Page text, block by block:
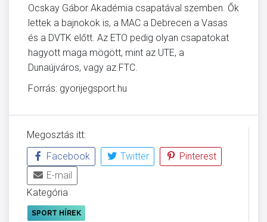
Ocskay Gábor Akadémia csapatával szemben. Ők
lettek a bajnokok is, a MAC a Debrecen a Vasas
és a DVTK előtt. Az ETO pedig olyan csapatokat
hagyott maga mögött, mint az UTE, a
Dunaújváros, vagy az FTC.
Forrás: gyorijegsport.hu
Megosztás itt:
Facebook
Twitter
Pinterest
E-mail
Kategória
SPORT HÍREK